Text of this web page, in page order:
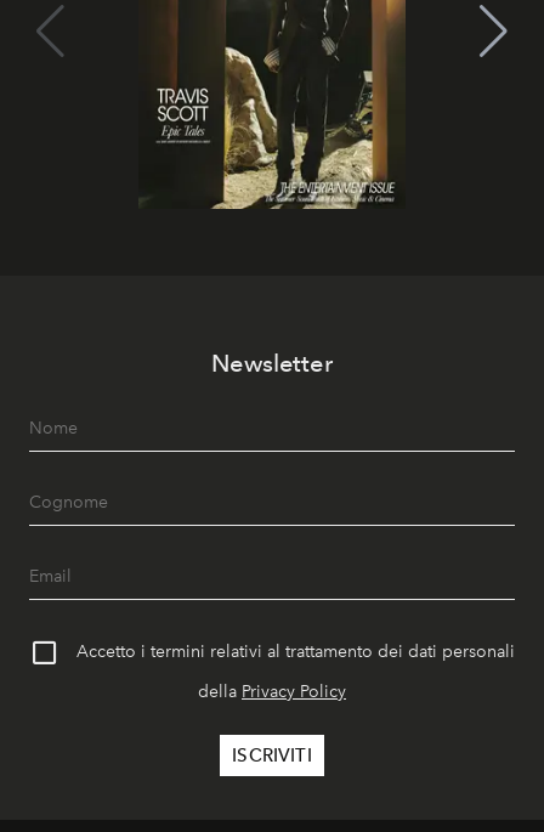
Newsletter
Accetto i termini relativi al trattamento dei dati personali
della Privacy Policy